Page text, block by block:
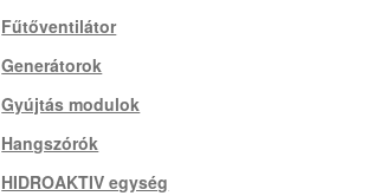
Fűtőventilátor
Generátorok
Gyújtás modulok
Hangszórók
HIDROAKTIV egység